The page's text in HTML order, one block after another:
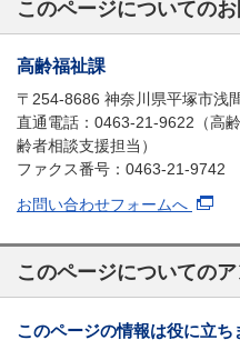
このページについての
高齢福祉課
〒254-8686 神奈川県平塚市浅
直通電話：0463-21-9622（高
齢者相談支援担当）
ファクス番号：0463-21-9742
お問い合わせフォームへ
このページについての
このページの情報は役に立ち